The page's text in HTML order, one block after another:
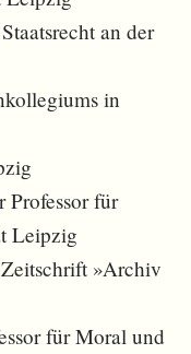
an der
in
Professor für
Leipzig
»Archiv
für Moral und